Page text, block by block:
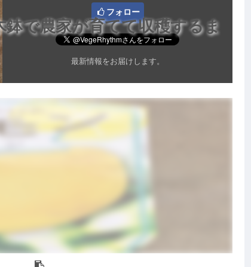
で農家が育てて収穫するま
フォロー
最新情報をお届けします。